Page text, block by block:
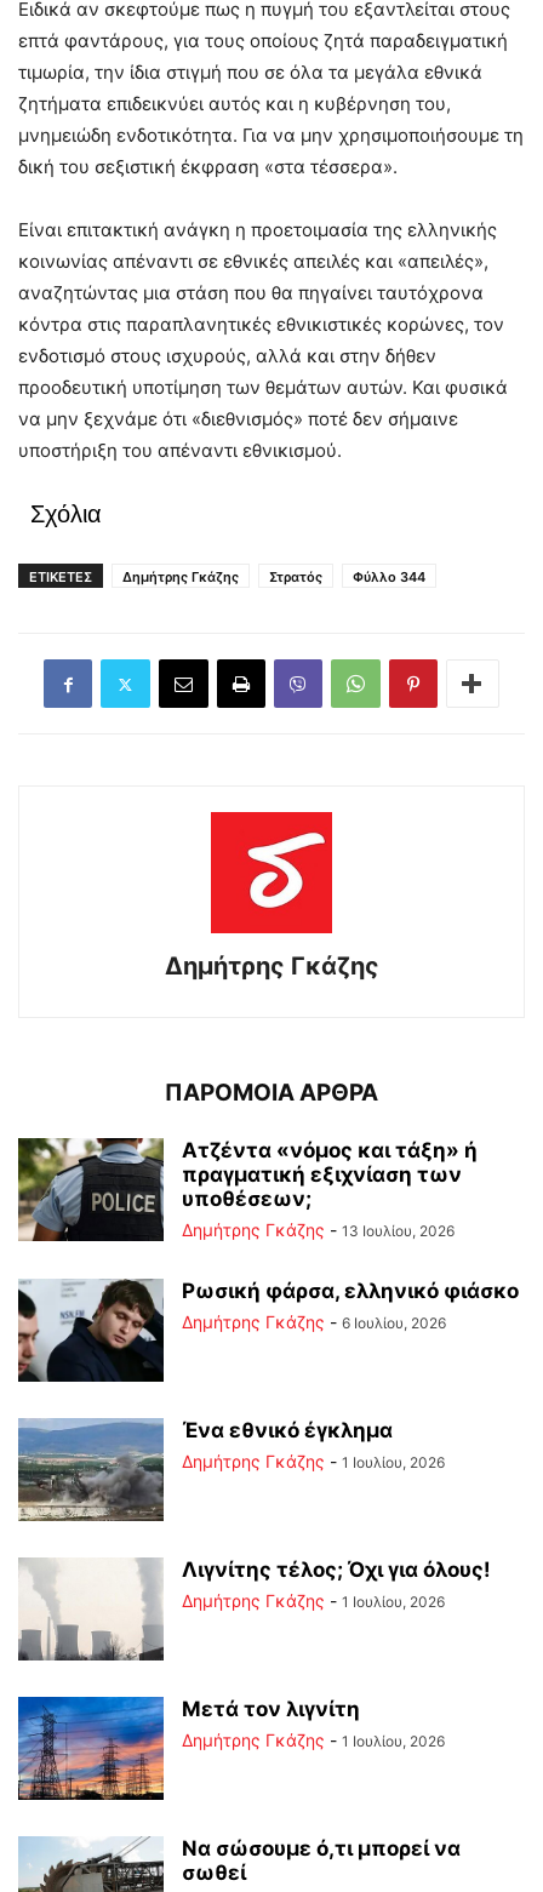
Ειδικά αν σκεφτούμε πως η πυγμή του εξαντλείται στους
επτά φαντάρους, για τους οποίους ζητά παραδειγματική
τιμωρία, την ίδια στιγμή που σε όλα τα μεγάλα εθνικά
ζητήματα επιδεικνύει αυτός και η κυβέρνηση του,
μνημειώδη ενδοτικότητα. Για να μην χρησιμοποιήσουμε τη
δική του σεξιστική έκφραση «στα τέσσερα».
Είναι επιτακτική ανάγκη η προετοιμασία της ελληνικής
κοινωνίας απέναντι σε εθνικές απειλές και «απειλές»,
αναζητώντας μια στάση που θα πηγαίνει ταυτόχρονα
κόντρα στις παραπλανητικές εθνικιστικές κορώνες, τον
ενδοτισμό στους ισχυρούς, αλλά και στην δήθεν
προοδευτική υποτίμηση των θεμάτων αυτών. Και φυσικά
να μην ξεχνάμε ότι «διεθνισμός» ποτέ δεν σήμαινε
υποστήριξη του απέναντι εθνικισμού.
Σχόλια
ΕΤΙΚΕΤΕΣ Δημήτρης Γκάζης Στρατός Φύλλο 344
Δημήτρης Γκάζης
ΠΑΡΟΜΟΙΑ ΑΡΘΡΑ
Ατζέντα «νόμος και τάξη» ή
πραγματική εξιχνίαση των
υποθέσεων;
Δημήτρης Γκάζης - 13 Ιουλίου, 2026
Ρωσική φάρσα, ελληνικό φιάσκο
Δημήτρης Γκάζης - 6 Ιουλίου, 2026
Ένα εθνικό έγκλημα
Δημήτρης Γκάζης - 1 Ιουλίου, 2026
Λιγνίτης τέλος; Όχι για όλους!
Δημήτρης Γκάζης - 1 Ιουλίου, 2026
Μετά τον λιγνίτη
Δημήτρης Γκάζης - 1 Ιουλίου, 2026
Να σώσουμε ό,τι μπορεί να
σωθεί